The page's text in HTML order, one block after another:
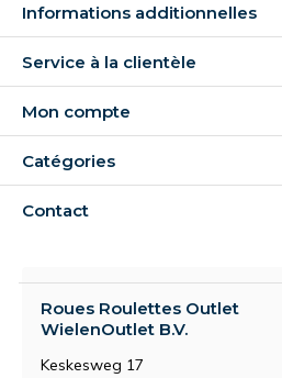
Informations additionnelles
Service à la clientèle
Mon compte
Catégories
Contact
Roues Roulettes Outlet
WielenOutlet B.V.
Keskesweg 17